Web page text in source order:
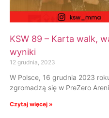
KSW 89 – Karta walk,
wyniki
12 grudnia, 2023
W Polsce, 16 grudnia 2023
zgromadzą się w PreZero
Czytaj więcej »